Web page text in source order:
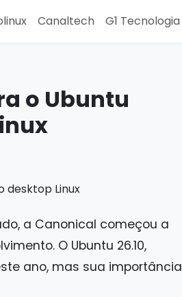
Canaltech G1 Tecnologia
o Ubuntu
a Canonical começou a
O Ubuntu 26.10,
ano, mas sua importância